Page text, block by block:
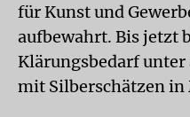
für Kunst und
aufbewahrt. Bis jetzt
Klärungsbedarf
mit Silberschätzen in